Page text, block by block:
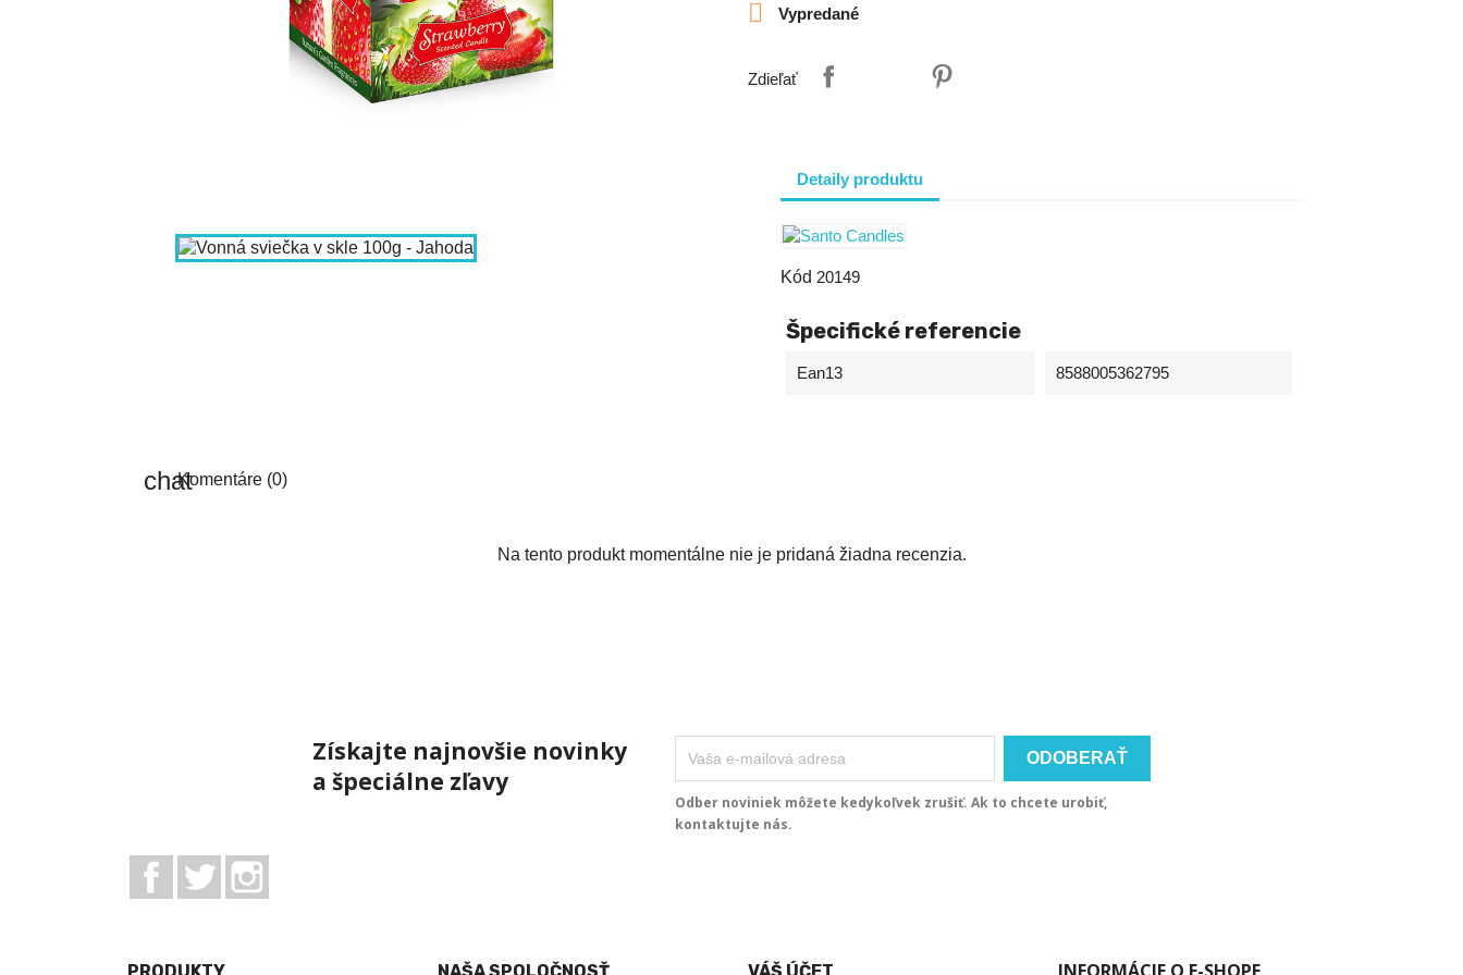
 Vypredané
Zdieľať
Detaily produktu
Kód 20149
Špecifické referencie
Ean13 8588005362795
Komentáre (0)
Na tento produkt momentálne nie je pridaná žiadna recenzia.
Získajte najnovšie novinky
a špeciálne zľavy
Odber noviniek môžete kedykoľvek zrušiť. Ak to chcete urobiť,
kontaktujte nás.
Facebook
Twitter